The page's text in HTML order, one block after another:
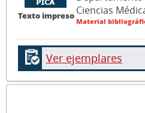
Texto impreso Ciencias
Material
Ver ejemplares